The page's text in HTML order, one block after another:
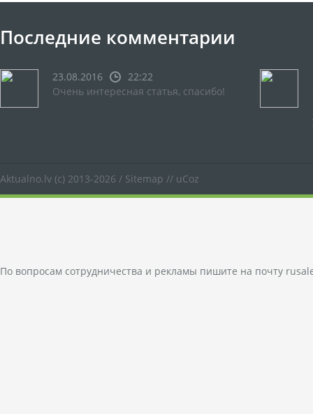
Последние комментарии
23.08.2016
22:22
Очень интересная статья, спасибо!
Aktualno.lv (c) 2013-2026 / Sitemap // uCoz
По вопросам сотрудничества и рекламы пишите на почту